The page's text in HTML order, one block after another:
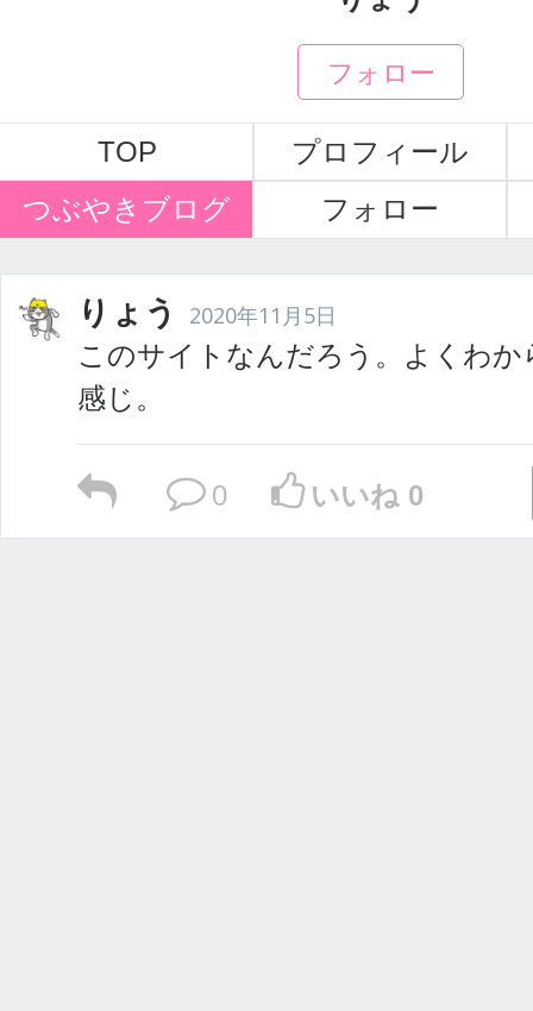
フォロー
TOP
プロフィール
つぶやきブログ
フォロー
りょう 2020年11月5日
このサイトなんだろう。よくわ
感じ。
0 いいね 0